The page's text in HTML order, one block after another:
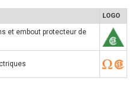
LOGO
et embout protecteur de